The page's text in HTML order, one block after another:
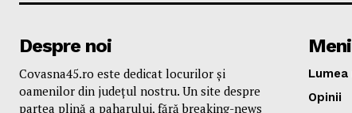
Despre noi
Covasna45.ro este dedicat locurilor și
oamenilor din județul nostru. Un site despre
partea plină a paharului, fără breaking-news
Opinii